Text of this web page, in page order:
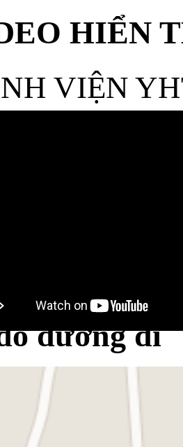
HIỂN
VIỆN
đường đi